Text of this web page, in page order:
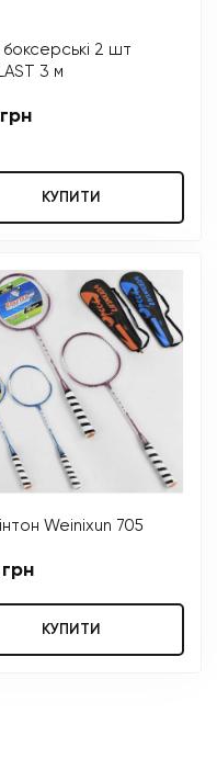
боксерські 2 шт
3 м
КУПИТИ
Weinixun 705
КУПИТИ